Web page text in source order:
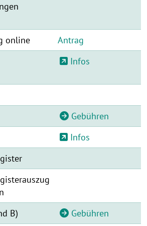
online Antrag
Infos
Gebühren
Infos
B) Gebühren